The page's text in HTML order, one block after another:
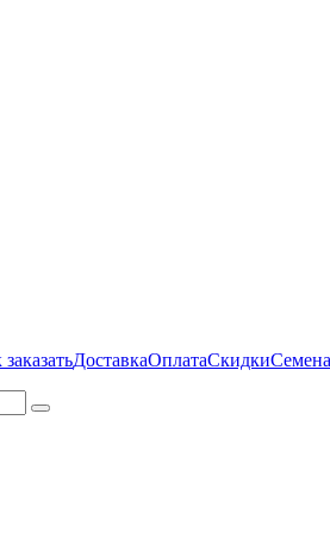
ДоставкаОплатаСкидки